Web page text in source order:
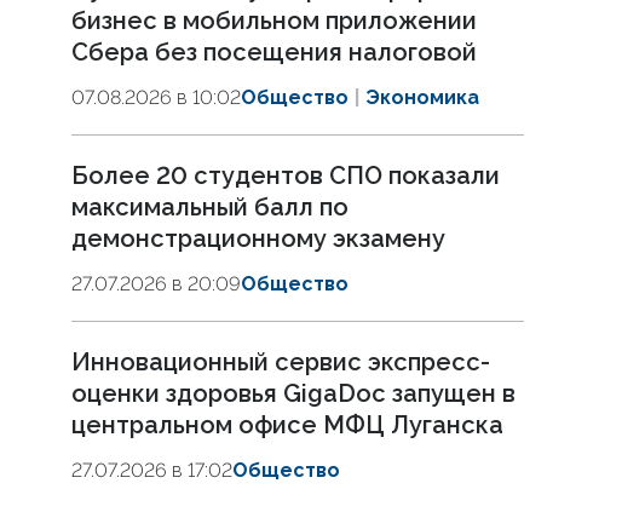
бизнес в мобильном приложении
Сбера без посещения налоговой
07.08.2026 в 10:02Общество Экономика
Более 20 студентов СПО показали
максимальный балл по
демонстрационному экзамену
27.07.2026 в 20:09Общество
Инновационный сервис экспресс-
оценки здоровья GigaDoc запущен в
центральном офисе МФЦ Луганска
27.07.2026 в 17:02Общество